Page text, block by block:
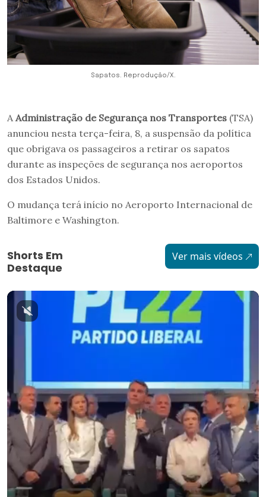
Sapatos. Reprodução/X.
A Administração de Segurança nos Transportes (TSA)
anunciou nesta terça-feira, 8, a suspensão da política
que obrigava os passageiros a retirar os sapatos
durante as inspeções de segurança nos aeroportos
dos Estados Unidos.
O mudança terá início no Aeroporto Internacional de
Baltimore e Washington.
Shorts Em
Destaque
Ver mais vídeos